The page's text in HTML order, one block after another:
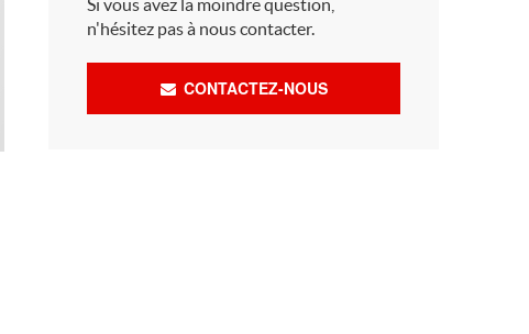
Si vous avez la moindre question,
n'hésitez pas à nous contacter.
CONTACTEZ-NOUS